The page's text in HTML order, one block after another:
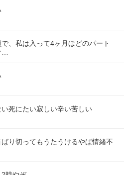
、私は入って4ヶ月ほどのパート
死にたい寂しい辛い苦しい
り切ってもうたうけるやば情緒不